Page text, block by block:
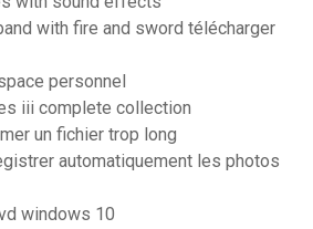
with fire and sword télécharger
personnel
iii complete collection
un fichier trop long
automatiquement les photos
windows 10